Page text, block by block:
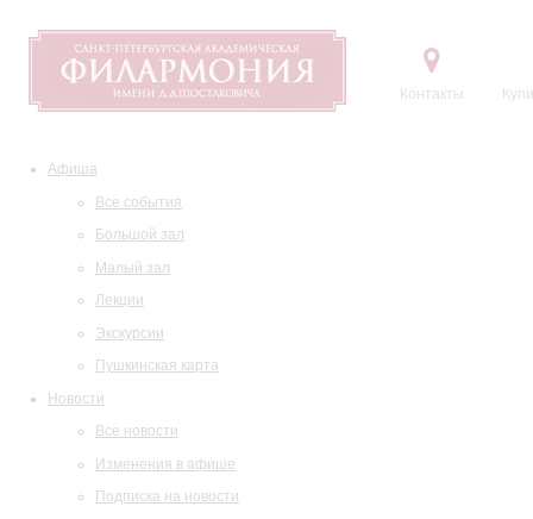
Контакты
Афиша
Все события
Большой зал
Малый зал
Лекции
Экскурсии
Пушкинская карта
Новости
Все новости
Изменения в афише
Подписка на новости